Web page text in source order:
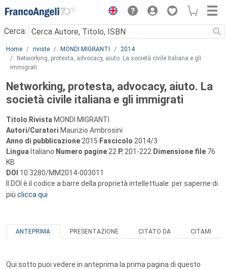
Menu
Cerca:
Main content
Home riviste MONDI MIGRANTI
2014
Networking, protesta, advocacy, aiuto. La società civile italiana e gli
immigrati
Networking, protesta, advocacy, aiuto. La
società civile italiana e gli immigrati
Titolo Rivista MONDI MIGRANTI
Autori/Curatori Maurizio Ambrosini
Anno di pubblicazione 2015 Fascicolo 2014/3
Lingua Italiano Numero pagine 22 P. 201-222 Dimensione file 76
KB
DOI 10.3280/MM2014-003011
Il DOI è il codice a barre della proprietà intellettuale: per saperne di
più clicca qui
ANTEPRIMA PRESENTAZIONE CITATO DA CITAMI
Qui sotto puoi vedere in anteprima la prima pagina di questo